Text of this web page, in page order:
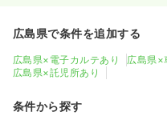
広島県で条件を追加する
広島県×電子カルテあり
広島県×
広島県×託児所あり
条件から探す